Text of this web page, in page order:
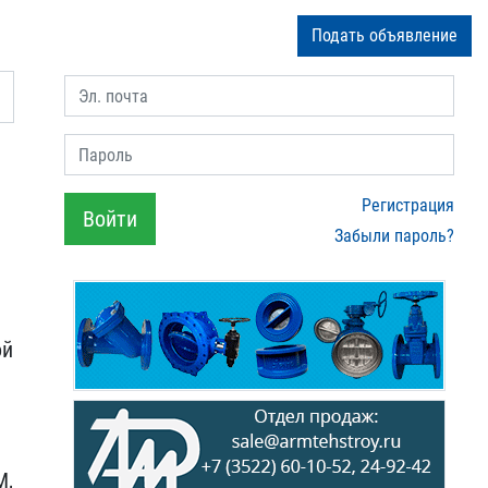
Подать объявление
Эл. почта
Пароль
Войти
Регистрация
Забыли пароль?